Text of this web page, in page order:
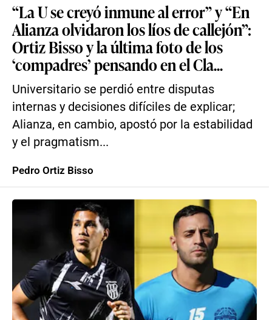
“La U se creyó inmune al error” y “En
Alianza olvidaron los líos de callejón”:
Ortiz Bisso y la última foto de los
‘compadres’ pensando en el Cla...
Universitario se perdió entre disputas
internas y decisiones difíciles de explicar;
Alianza, en cambio, apostó por la estabilidad
y el pragmatism...
Pedro Ortiz Bisso